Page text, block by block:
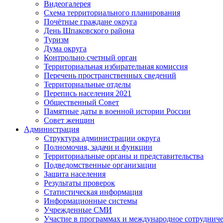
Видеогалерея
Схема территориального планирования
Почётные граждане округа
День Шпаковского района
Туризм
Дума округа
Контрольно счетный орган
Территориальная избирательная комиссия
Перечень пространственных сведений
Территориальные отделы
Перепись населения 2021
Общественный Совет
Памятные даты в военной истории России
Совет женщин
Администрация
Структура администрации округа
Полномочия, задачи и функции
Территориальные органы и представительства
Подведомственные организации
Защита населения
Результаты проверок
Статистическая информация
Информационные системы
Учрежденные СМИ
Участие в программах и международное